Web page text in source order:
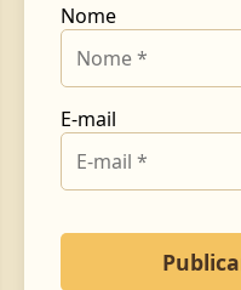
Nome
E-mail